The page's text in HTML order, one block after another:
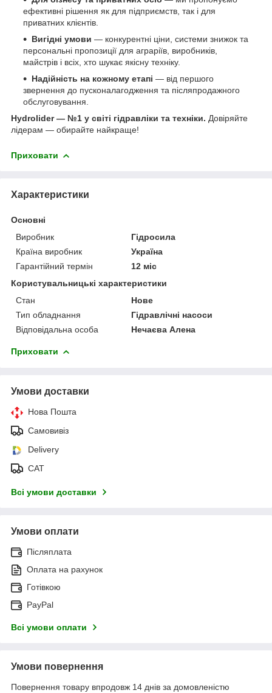
ефективні рішення як для підприємств, так і для
приватних клієнтів.
Вигідні умови — конкурентні ціни, системи знижок та
персональні пропозиції для аграріїв, виробників,
майстрів і всіх, хто шукає якісну техніку.
Надійність на кожному етапі — від першого
звернення до пусконалагодження та післяпродажного
обслуговування.
Hydrolider — №1 у світі гідравліки та техніки. Довіряйте
лідерам — обирайте найкраще!
Приховати
Характеристики
Основні
Виробник
Гідросила
Країна виробник
Україна
Гарантійний термін
12 міс
Користувальницькі характеристики
Стан
Нове
Тип обладнання
Гідравлічні насоси
Відповідальна особа
Нечаєва Алена
Приховати
Умови доставки
Нова Пошта
Самовивіз
Delivery
САТ
Всі умови доставки
Умови оплати
Післяплата
Оплата на рахунок
Готівкою
PayPal
Всі умови оплати
Умови повернення
Повернення товару впродовж 14 днів за домовленістю